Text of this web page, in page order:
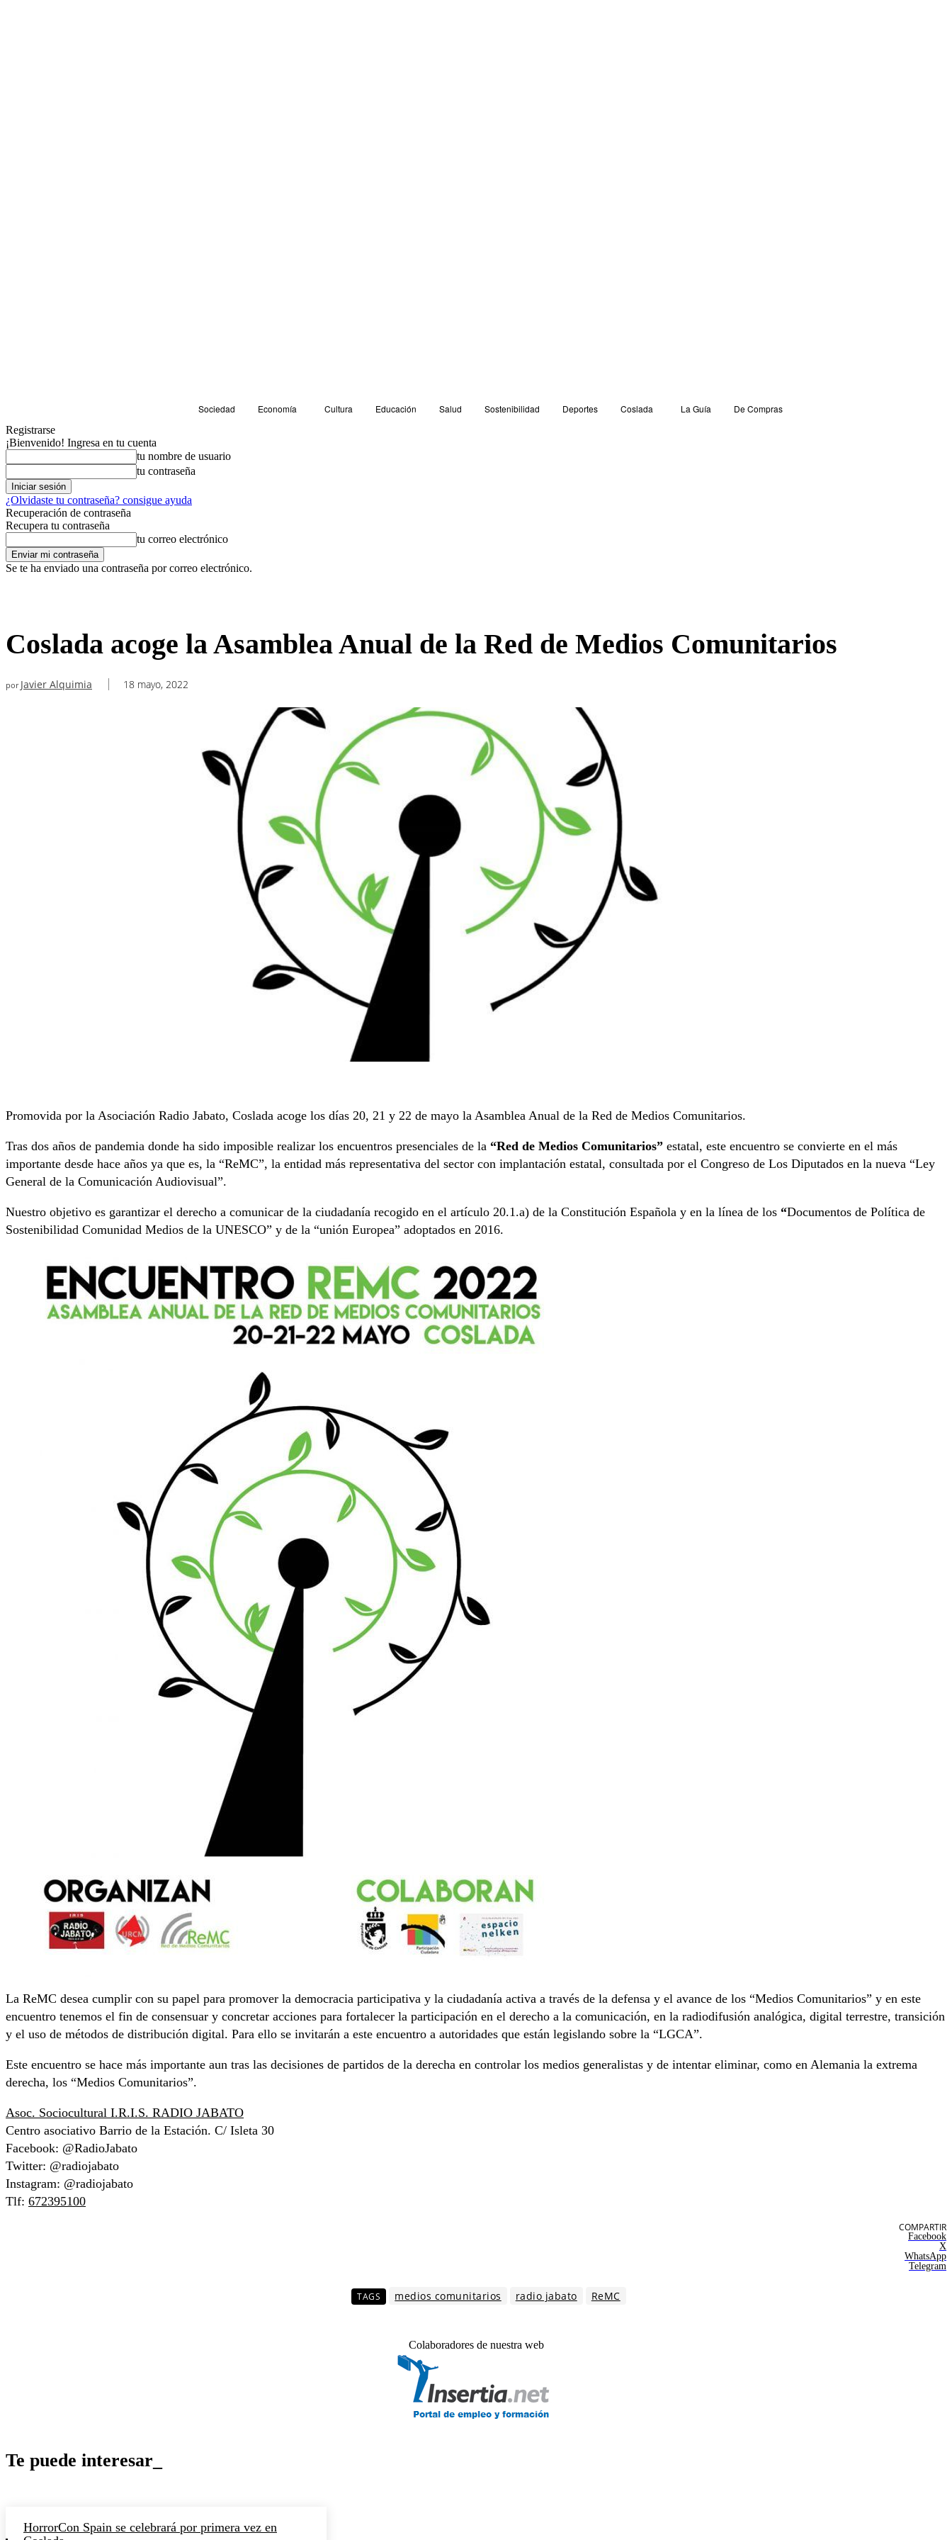
Sociedad Economía Cultura Educación Salud Sostenibilidad Deportes Coslada La Guía
De Compras
Registrarse
¡Bienvenido! Ingresa en tu cuenta
tu nombre de usuario
tu contraseña
¿Olvidaste tu contraseña? consigue ayuda
Recuperación de contraseña
Recupera tu contraseña
tu correo electrónico
Se te ha enviado una contraseña por correo electrónico.
Coslada acoge la Asamblea Anual de la Red de Medios Comunitarios
por Javier Alquimia 18 mayo, 2022
Promovida por la Asociación Radio Jabato, Coslada acoge los días 20, 21 y 22 de mayo la Asamblea Anual de la Red de Medios Comunitarios.
Tras dos años de pandemia donde ha sido imposible realizar los encuentros presenciales de la “Red de Medios Comunitarios” estatal, este encuentro se convierte en el más
importante desde hace años ya que es, la “ReMC”, la entidad más representativa del sector con implantación estatal, consultada por el Congreso de Los Diputados en la nueva “Ley
General de la Comunicación Audiovisual”.
Nuestro objetivo es garantizar el derecho a comunicar de la ciudadanía recogido en el artículo 20.1.a) de la Constitución Española y en la línea de los “Documentos de Política de
Sostenibilidad Comunidad Medios de la UNESCO” y de la “unión Europea” adoptados en 2016.
La ReMC desea cumplir con su papel para promover la democracia participativa y la ciudadanía activa a través de la defensa y el avance de los “Medios Comunitarios” y en este
encuentro tenemos el fin de consensuar y concretar acciones para fortalecer la participación en el derecho a la comunicación, en la radiodifusión analógica, digital terrestre, transición
y el uso de métodos de distribución digital. Para ello se invitarán a este encuentro a autoridades que están legislando sobre la “LGCA”.
Este encuentro se hace más importante aun tras las decisiones de partidos de la derecha en controlar los medios generalistas y de intentar eliminar, como en Alemania la extrema
derecha, los “Medios Comunitarios”.
Asoc. Sociocultural I.R.I.S. RADIO JABATO
Centro asociativo Barrio de la Estación. C/ Isleta 30
Facebook: @RadioJabato
Twitter: @radiojabato
Instagram: @radiojabato
Tlf: 672395100
COMPARTIR
Facebook
X
WhatsApp
Telegram
TAGS medios comunitarios radio jabato ReMC
Colaboradores de nuestra web
Te puede interesar_
HorrorCon Spain se celebrará por primera vez en